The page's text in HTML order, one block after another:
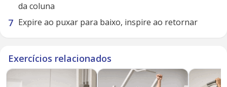
da coluna
Expire ao puxar para baixo, inspire ao retornar
Exercícios relacionados